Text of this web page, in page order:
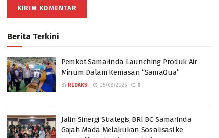
Berita Terkini
Pemkot Samarinda Launching Produk Air
Minum Dalam Kemasan “SamaQua”
BY REDAKSI 05/08/2026 0
Jalin Sinergi Strategis, BRI BO Samarinda
Gajah Mada Melakukan Sosialisasi ke